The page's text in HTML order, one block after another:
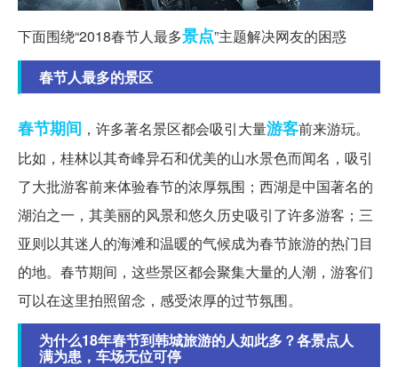
下面围绕“2018春节人最多景点”主题解决网友的困惑
春节人最多的景区
春节期间 ，许多著名景区都会吸引大量游客前来游玩。
比如，桂林以其奇峰异石和优美的山水景色而闻名，吸引
了大批游客前来体验春节的浓厚氛围；西湖是中国著名的
湖泊之一，其美丽的风景和悠久历史吸引了许多游客；三
亚则以其迷人的海滩和温暖的气候成为春节旅游的热门目
的地。春节期间，这些景区都会聚集大量的人潮，游客们
可以在这里拍照留念，感受浓厚的过节氛围。
为什么18年春节到韩城旅游的人如此多？各景点人
满为患，车场无位可停